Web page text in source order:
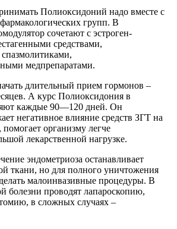
Полиоксидоний надо вместе с
групп. В
сочетают с эстроген-
средствами,
медпрепаратами.
длительный прием гормонов –
А курс Полиоксидония в
каждые 90―120 дней. Он
негативное влияние средств ЗГТ на
организму легче
лекарственной нагрузке.
эндометриоза останавливает
ткани, но для полного уничтожения
малоинвазивные процедуры. В
болезни проводят лапароскопию,
в сложных случаях –